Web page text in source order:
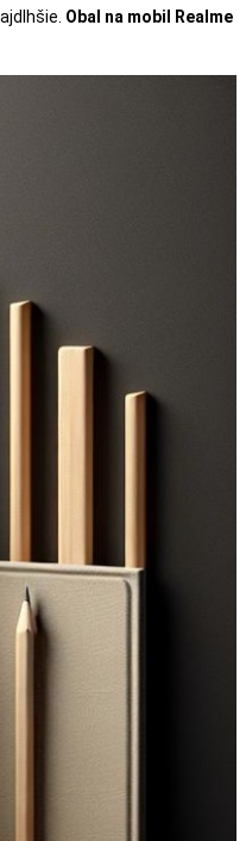
Obal na mobil Realme